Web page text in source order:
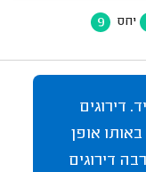
יחס 9
דירוגים
באותו אופן
דירוגים